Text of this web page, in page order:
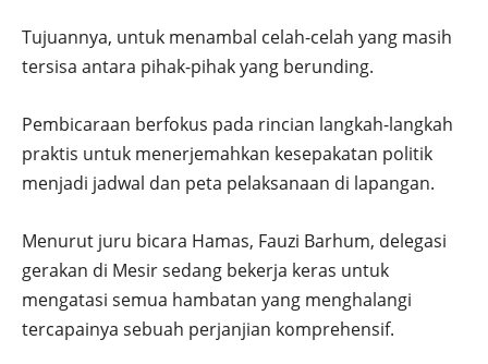
Tujuannya, untuk menambal celah-celah yang masih
tersisa antara pihak-pihak yang berunding.
Pembicaraan berfokus pada rincian langkah-langkah
praktis untuk menerjemahkan kesepakatan politik
menjadi jadwal dan peta pelaksanaan di lapangan.
Menurut juru bicara Hamas, Fauzi Barhum, delegasi
gerakan di Mesir sedang bekerja keras untuk
mengatasi semua hambatan yang menghalangi
tercapainya sebuah perjanjian komprehensif.